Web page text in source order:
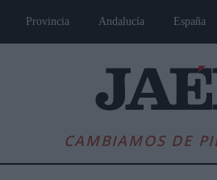
Provincia Andalucía España
CAMBIAMOS DE